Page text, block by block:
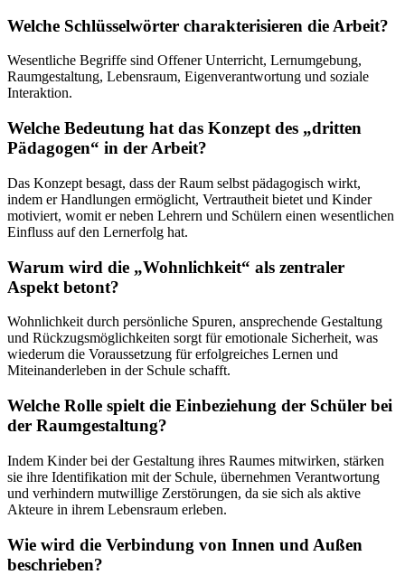
Welche Schlüsselwörter charakterisieren die Arbeit?
Wesentliche Begriffe sind Offener Unterricht, Lernumgebung,
Raumgestaltung, Lebensraum, Eigenverantwortung und soziale
Interaktion.
Welche Bedeutung hat das Konzept des „dritten
Pädagogen“ in der Arbeit?
Das Konzept besagt, dass der Raum selbst pädagogisch wirkt,
indem er Handlungen ermöglicht, Vertrautheit bietet und Kinder
motiviert, womit er neben Lehrern und Schülern einen wesentlichen
Einfluss auf den Lernerfolg hat.
Warum wird die „Wohnlichkeit“ als zentraler
Aspekt betont?
Wohnlichkeit durch persönliche Spuren, ansprechende Gestaltung
und Rückzugsmöglichkeiten sorgt für emotionale Sicherheit, was
wiederum die Voraussetzung für erfolgreiches Lernen und
Miteinanderleben in der Schule schafft.
Welche Rolle spielt die Einbeziehung der Schüler bei
der Raumgestaltung?
Indem Kinder bei der Gestaltung ihres Raumes mitwirken, stärken
sie ihre Identifikation mit der Schule, übernehmen Verantwortung
und verhindern mutwillige Zerstörungen, da sie sich als aktive
Akteure in ihrem Lebensraum erleben.
Wie wird die Verbindung von Innen und Außen
beschrieben?